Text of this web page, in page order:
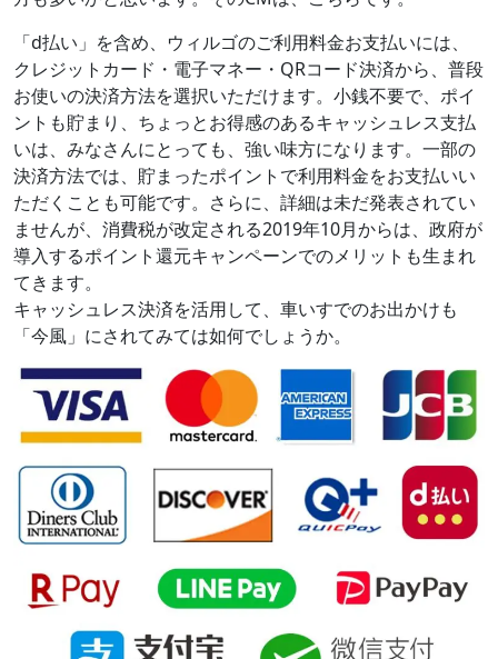
「d払い」を含め、ウィルゴのご利用料金お支払いには、
クレジットカード・電子マネー・QRコード決済から、普段
お使いの決済方法を選択いただけます。小銭不要で、ポイ
ントも貯まり、ちょっとお得感のあるキャッシュレス支払
いは、みなさんにとっても、強い味方になります。一部の
決済方法では、貯まったポイントで利用料金をお支払いい
ただくことも可能です。さらに、詳細は未だ発表されてい
ませんが、消費税が改定される2019年10月からは、政府が
導入するポイント還元キャンペーンでのメリットも生まれ
てきます。
キャッシュレス決済を活用して、車いすでのお出かけも
「今風」にされてみては如何でしょうか。